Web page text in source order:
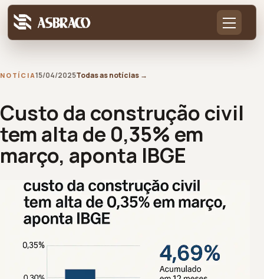
NOTÍCIA15/04/2025Todas as notícias →
Custo da construção civil
tem alta de 0,35% em
março, aponta IBGE